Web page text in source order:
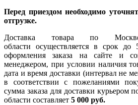
Перед приездом необходимо
отгрузке.
Доставка товара по
области осуществляется в срок
оформления заказа на сайте и
менеджером, при условии наличия
дата и время доставки (интервал не
в соответствии с пожеланиями
сумма заказа для доставки курьером
области составляет 5 000 руб.